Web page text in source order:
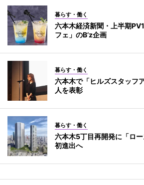
暮らす・働く
六本木経済新聞・上半期
フェ」のB’z企画
暮らす・働く
六本木で「ヒルズスタッ
人を表彰
暮らす・働く
六本木5丁目再開発に「ロ
初進出へ